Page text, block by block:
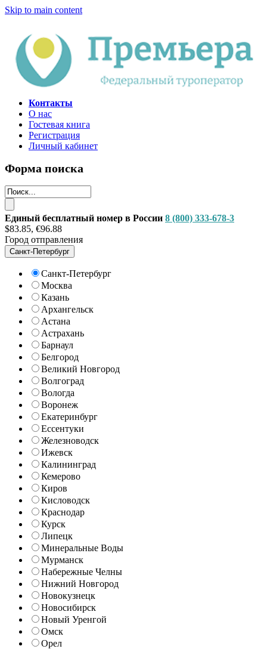
Skip to main content
Контакты
О нас
Гостевая книга
Регистрация
Личный кабинет
Форма поиска
Единый бесплатный номер в России 8 (800) 333-678-3
$83.85, €96.88
Город отправления
Санкт-Петербург
Санкт-Петербург
Москва
Казань
Архангельск
Астана
Астрахань
Барнаул
Белгород
Великий Новгород
Волгоград
Вологда
Воронеж
Екатеринбург
Ессентуки
Железноводск
Ижевск
Калининград
Кемерово
Киров
Кисловодск
Краснодар
Курск
Липецк
Минеральные Воды
Мурманск
Набережные Челны
Нижний Новгород
Новокузнецк
Новосибирск
Новый Уренгой
Омск
Орел